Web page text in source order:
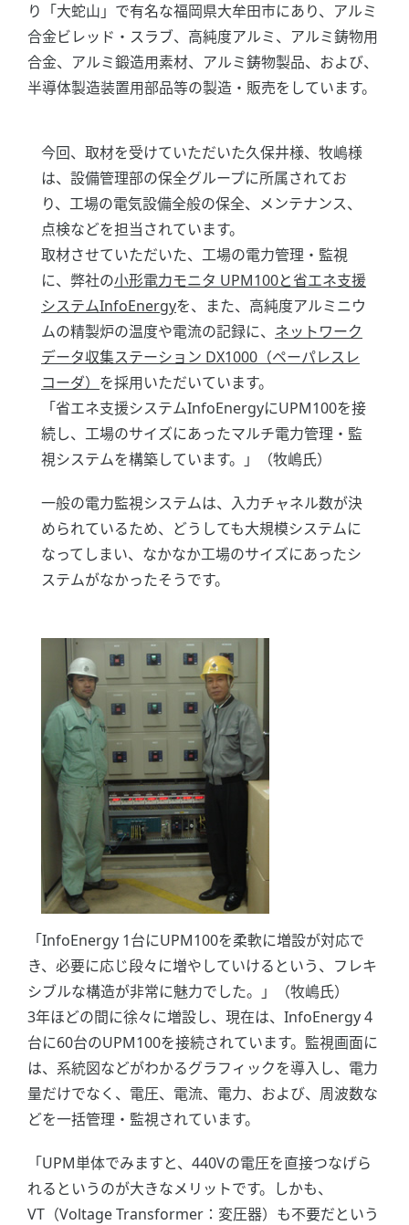
り「大蛇山」で有名な福岡県大牟田市にあり、アルミ
合金ビレッド・スラブ、高純度アルミ、アルミ鋳物用
合金、アルミ鍛造用素材、アルミ鋳物製品、および、
半導体製造装置用部品等の製造・販売をしています。
今回、取材を受けていただいた久保井様、牧嶋様
は、設備管理部の保全グループに所属されてお
り、工場の電気設備全般の保全、メンテナンス、
点検などを担当されています。
取材させていただいた、工場の電力管理・監視
に、弊社の小形電力モニタ UPM100と省エネ支援
システムInfoEnergyを、また、高純度アルミニウ
ムの精製炉の温度や電流の記録に、 ネットワーク
データ収集ステーション DX1000（ペーパレスレ
コーダ） を採用いただいています。
「省エネ支援システムInfoEnergyにUPM100を接
続し、工場のサイズにあったマルチ電力管理・監
視システムを構築しています。」（牧嶋氏）
一般の電力監視システムは、入力チャネル数が決
められているため、どうしても大規模システムに
なってしまい、なかなか工場のサイズにあったシ
ステムがなかったそうです。
「InfoEnergy 1台にUPM100を柔軟に増設が対応で
き、必要に応じ段々に増やしていけるという、フレキ
シブルな構造が非常に魅力でした。」（牧嶋氏）
3年ほどの間に徐々に増設し、現在は、InfoEnergy 4
台に60台のUPM100を接続されています。監視画面に
は、系統図などがわかるグラフィックを導入し、電力
量だけでなく、電圧、電流、電力、および、周波数な
どを一括管理・監視されています。
「UPM単体でみますと、440Vの電圧を直接つなげら
れるというのが大きなメリットです。しかも、
VT（Voltage Transformer：変圧器）も不要だという